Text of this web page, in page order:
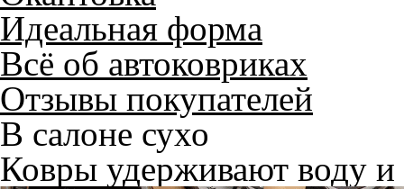
Идеальная форма
Всё об автоковриках
Отзывы покупателей
В салоне сухо
Ковры удерживают воду и